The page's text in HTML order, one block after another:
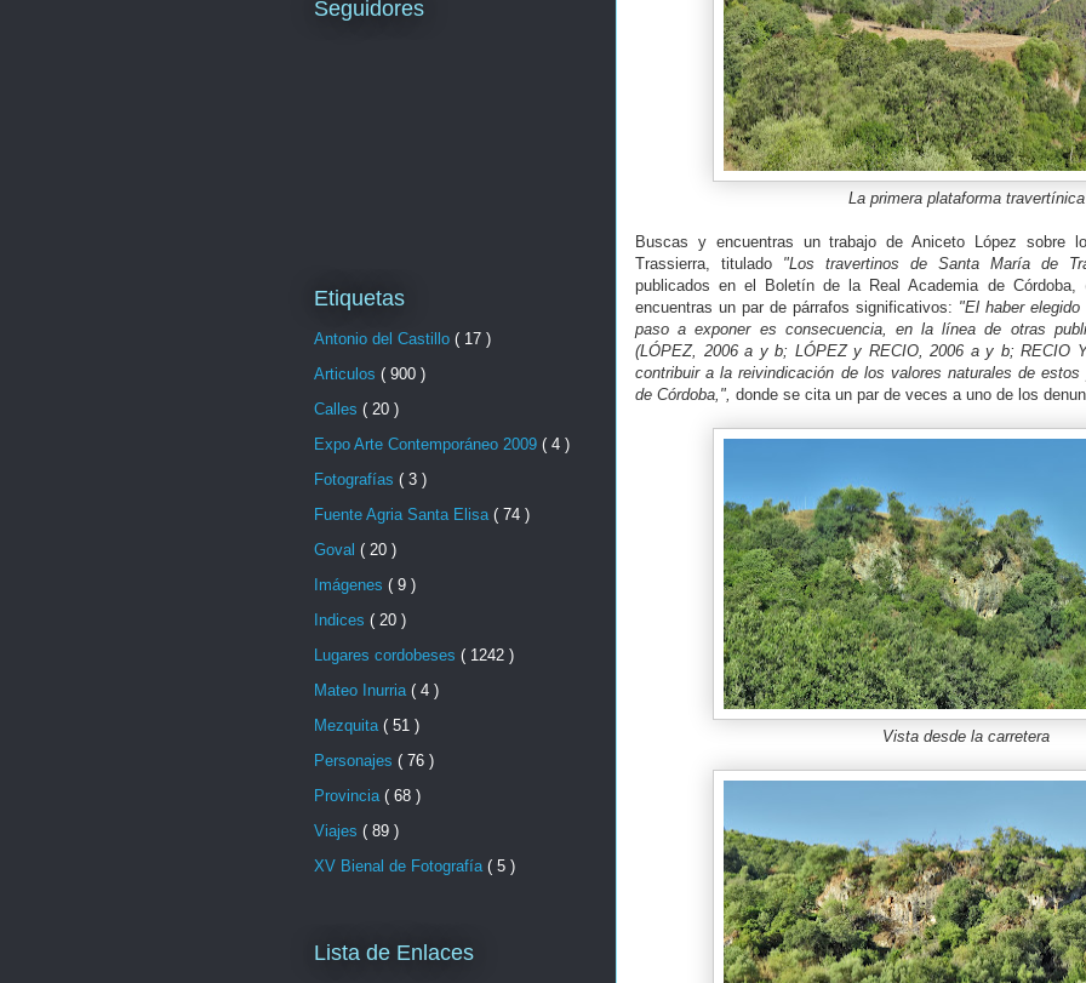
La primera plataforma travertínica
Buscas y encuentras un trabajo de Aniceto López sobre
Trassierra, titulado "Los travertinos de Santa María de
publicados en el Boletín de la Real Academia de Córdoba,
encuentras un par de párrafos significativos: "El haber
paso a exponer es consecuencia, en la línea de otras
(LÓPEZ, 2006 a y b; LÓPEZ y RECIO, 2006 a y b; RECIO
contribuir a la reivindicación de los valores naturales de
de Córdoba,", donde se cita un par de veces a uno de los
Vista desde la carretera
Seguidores
Etiquetas
Antonio del Castillo ( 17 )
Articulos ( 900 )
Calles ( 20 )
Expo Arte Contemporáneo 2009 ( 4 )
Fotografías ( 3 )
Fuente Agria Santa Elisa ( 74 )
Goval ( 20 )
Imágenes ( 9 )
Indices ( 20 )
Lugares cordobeses ( 1242 )
Mateo Inurria ( 4 )
Mezquita ( 51 )
Personajes ( 76 )
Provincia ( 68 )
Viajes ( 89 )
XV Bienal de Fotografía ( 5 )
Lista de Enlaces